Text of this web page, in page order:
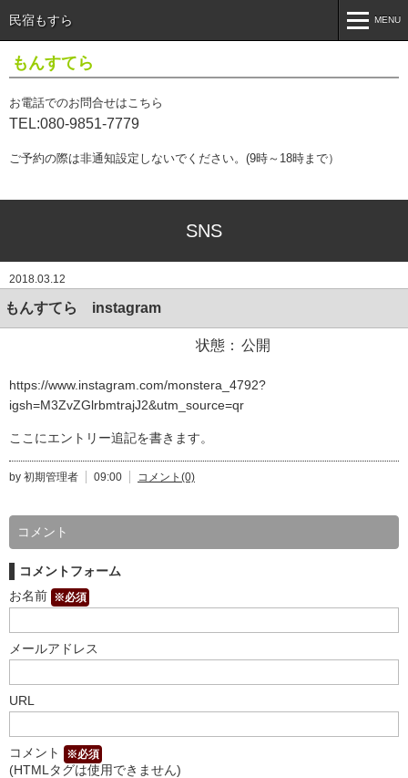
民宿もすら
もんすてら
お電話でのお問合せはこちら
TEL:080-9851-7779
ご予約の際は非通知設定しないでください。(9時～18時まで）
MENU
トップページTop Page
SNS
2018.03.12
もんすてら instagram
状態： 公開
https://www.instagram.com/monstera_4792?
igsh=M3ZvZGlrbmtrajJ2&utm_source=qr
ここにエントリー追記を書きます。
by 初期管理者 09:00 コメント(0)
コメント
コメントフォーム
お名前 ※必須
メールアドレス
URL
コメント ※必須
(HTMLタグは使用できません)